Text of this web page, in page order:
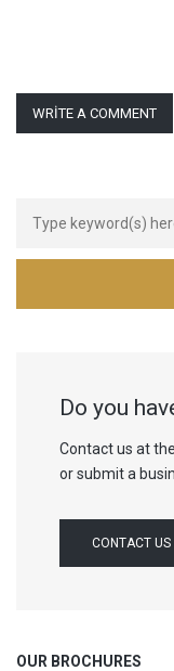
WRITE A COMMENT
Do you
Contact us at
or submit a
CONTACT US
OUR BROCHURES